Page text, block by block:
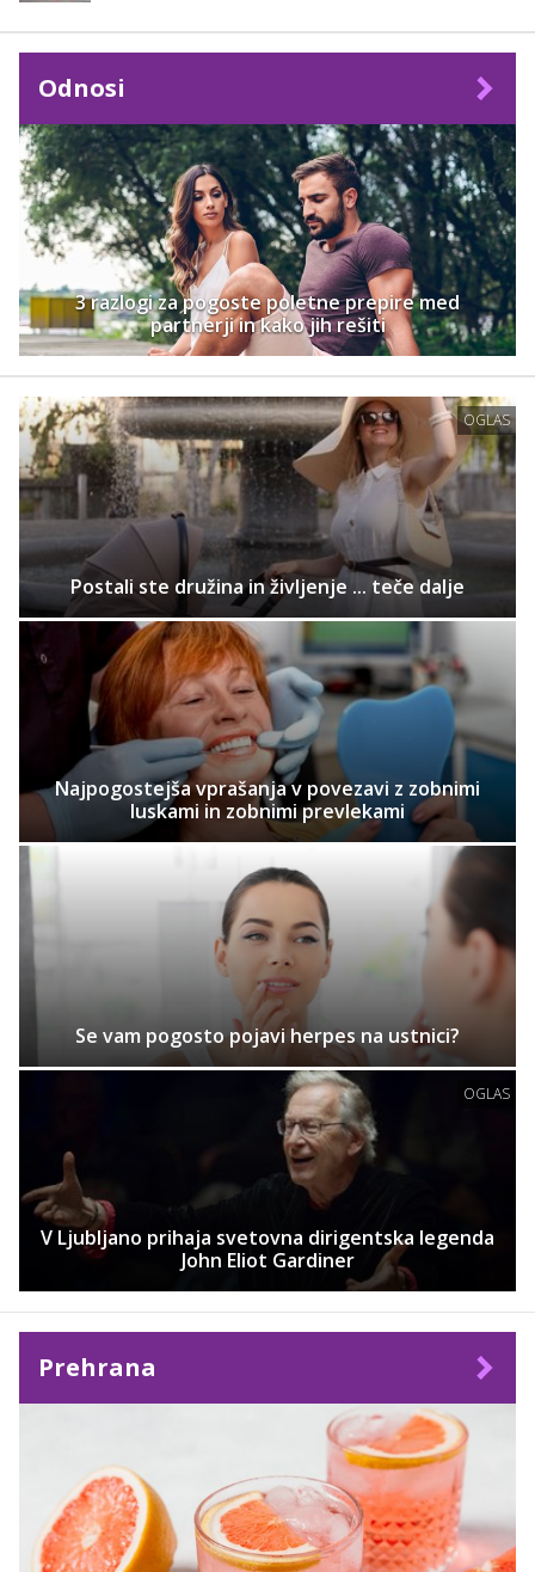
Odnosi
3 razlogi za pogoste poletne prepire med
partnerji in kako jih rešiti
OGLAS
Postali ste družina in življenje ... teče dalje
Najpogostejša vprašanja v povezavi z zobnimi
luskami in zobnimi prevlekami
Se vam pogosto pojavi herpes na ustnici?
OGLAS
V Ljubljano prihaja svetovna dirigentska legenda
John Eliot Gardiner
Prehrana